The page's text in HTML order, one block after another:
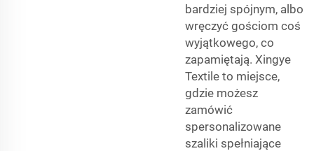
bardziej spójnym, albo
wręczyć gościom coś
wyjątkowego, co
zapamiętają. Xingye
Textile to miejsce,
gdzie możesz
zamówić
spersonalizowane
szaliki spełniające